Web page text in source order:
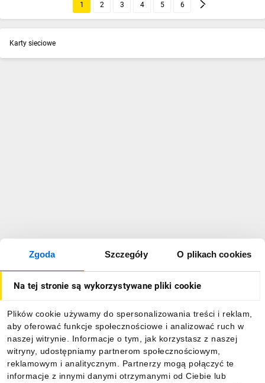
Zgoda Szczegóły O plikach cookies
Na tej stronie są wykorzystywane pliki cookie
Plików cookie używamy do spersonalizowania treści i reklam,
aby oferować funkcje społecznościowe i analizować ruch w
naszej witrynie. Informacje o tym, jak korzystasz z naszej
witryny, udostępniamy partnerom społecznościowym,
reklamowym i analitycznym. Partnerzy mogą połączyć te
informacje z innymi danymi otrzymanymi od Ciebie lub
1 2 3 4 5 6
Karty sieciowe